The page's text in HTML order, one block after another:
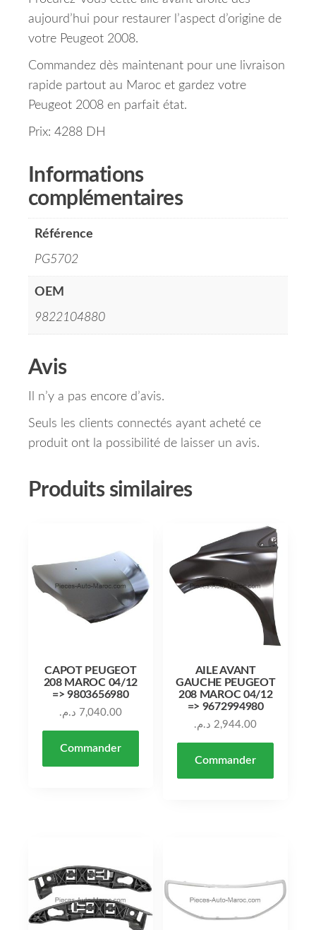
aujourd’hui pour restaurer l’aspect d’origine de
votre Peugeot 2008.
Commandez dès maintenant pour une livraison
rapide partout au Maroc et gardez votre
Peugeot 2008 en parfait état.
Prix: 4288 DH
Informations
complémentaires
Référence
PG5702
OEM
9822104880
Avis
Il n’y a pas encore d’avis.
Seuls les clients connectés ayant acheté ce
produit ont la possibilité de laisser un avis.
Produits similaires
CAPOT PEUGEOT
208 MAROC 04/12
=> 9803656980
7,040.00 د.م.
Commander
AILE AVANT
GAUCHE PEUGEOT
208 MAROC 04/12
=> 9672994980
2,944.00 د.م.
Commander